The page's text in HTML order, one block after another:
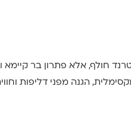
חולף, אלא פתרון בר קיימא
הגנה מפני דליפות